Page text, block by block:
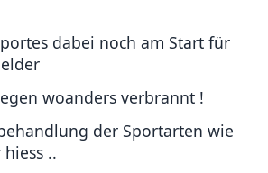
dabei noch am Start für
woanders verbrannt !
der Sportarten wie
..